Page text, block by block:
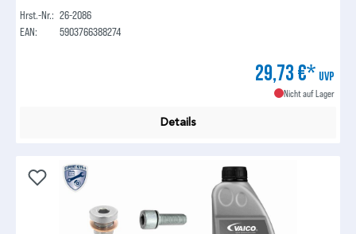
Hrst.-Nr.: 26-2086
EAN:
5903766388274
29,73 €* UVP
Nicht auf Lager
Details